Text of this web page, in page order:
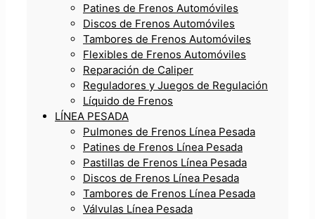
Patines de Frenos Automóviles
Discos de Frenos Automóviles
Tambores de Frenos Automóviles
Flexibles de Frenos Automóviles
Reparación de Caliper
Reguladores y Juegos de Regulación
Líquido de Frenos
LÍNEA PESADA
Pulmones de Frenos Línea Pesada
Patines de Frenos Línea Pesada
Pastillas de Frenos Línea Pesada
Discos de Frenos Línea Pesada
Tambores de Frenos Línea Pesada
Válvulas Línea Pesada